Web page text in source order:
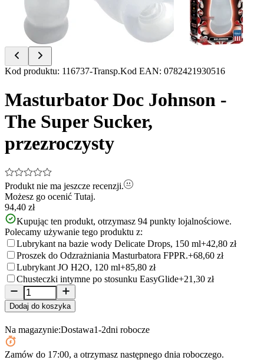
Item
of
Kod produktu: 116737-Transp.Kod EAN: 0782421930516
Masturbator Doc Johnson -
The Super Sucker,
przezroczysty
Produkt nie ma jeszcze recenzji.
Możesz go ocenić Tutaj.
94,40 zł
Kupując ten produkt, otrzymasz 94 punkty lojalnościowe.
Polecamy używanie tego produktu z:
Lubrykant na bazie wody Delicate Drops, 150 ml+42,80 zł
Proszek do Odzrażniania Masturbatora FPPR.+68,60 zł
Lubrykant JO H2O, 120 ml+85,80 zł
Chusteczki intymne po stosunku EasyGlide+21,30 zł
Dodaj do koszyka
Na magazynie:Dostawa1-2dni robocze
Zamów do 17:00, a otrzymasz następnego dnia roboczego.